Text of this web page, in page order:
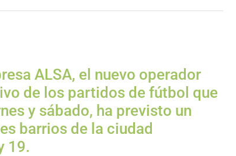
ALSA, el nuevo operador
de los partidos de fútbol que
y sábado, ha previsto un
barrios de la ciudad
19.